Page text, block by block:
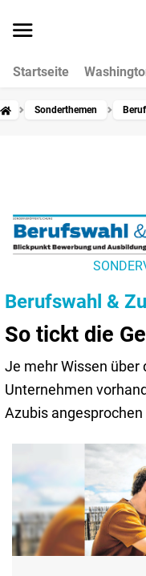
Startseite
Sonderthemen
Berufswahl &
So tickt die
Je mehr Wissen über
Unternehmen
Azubis